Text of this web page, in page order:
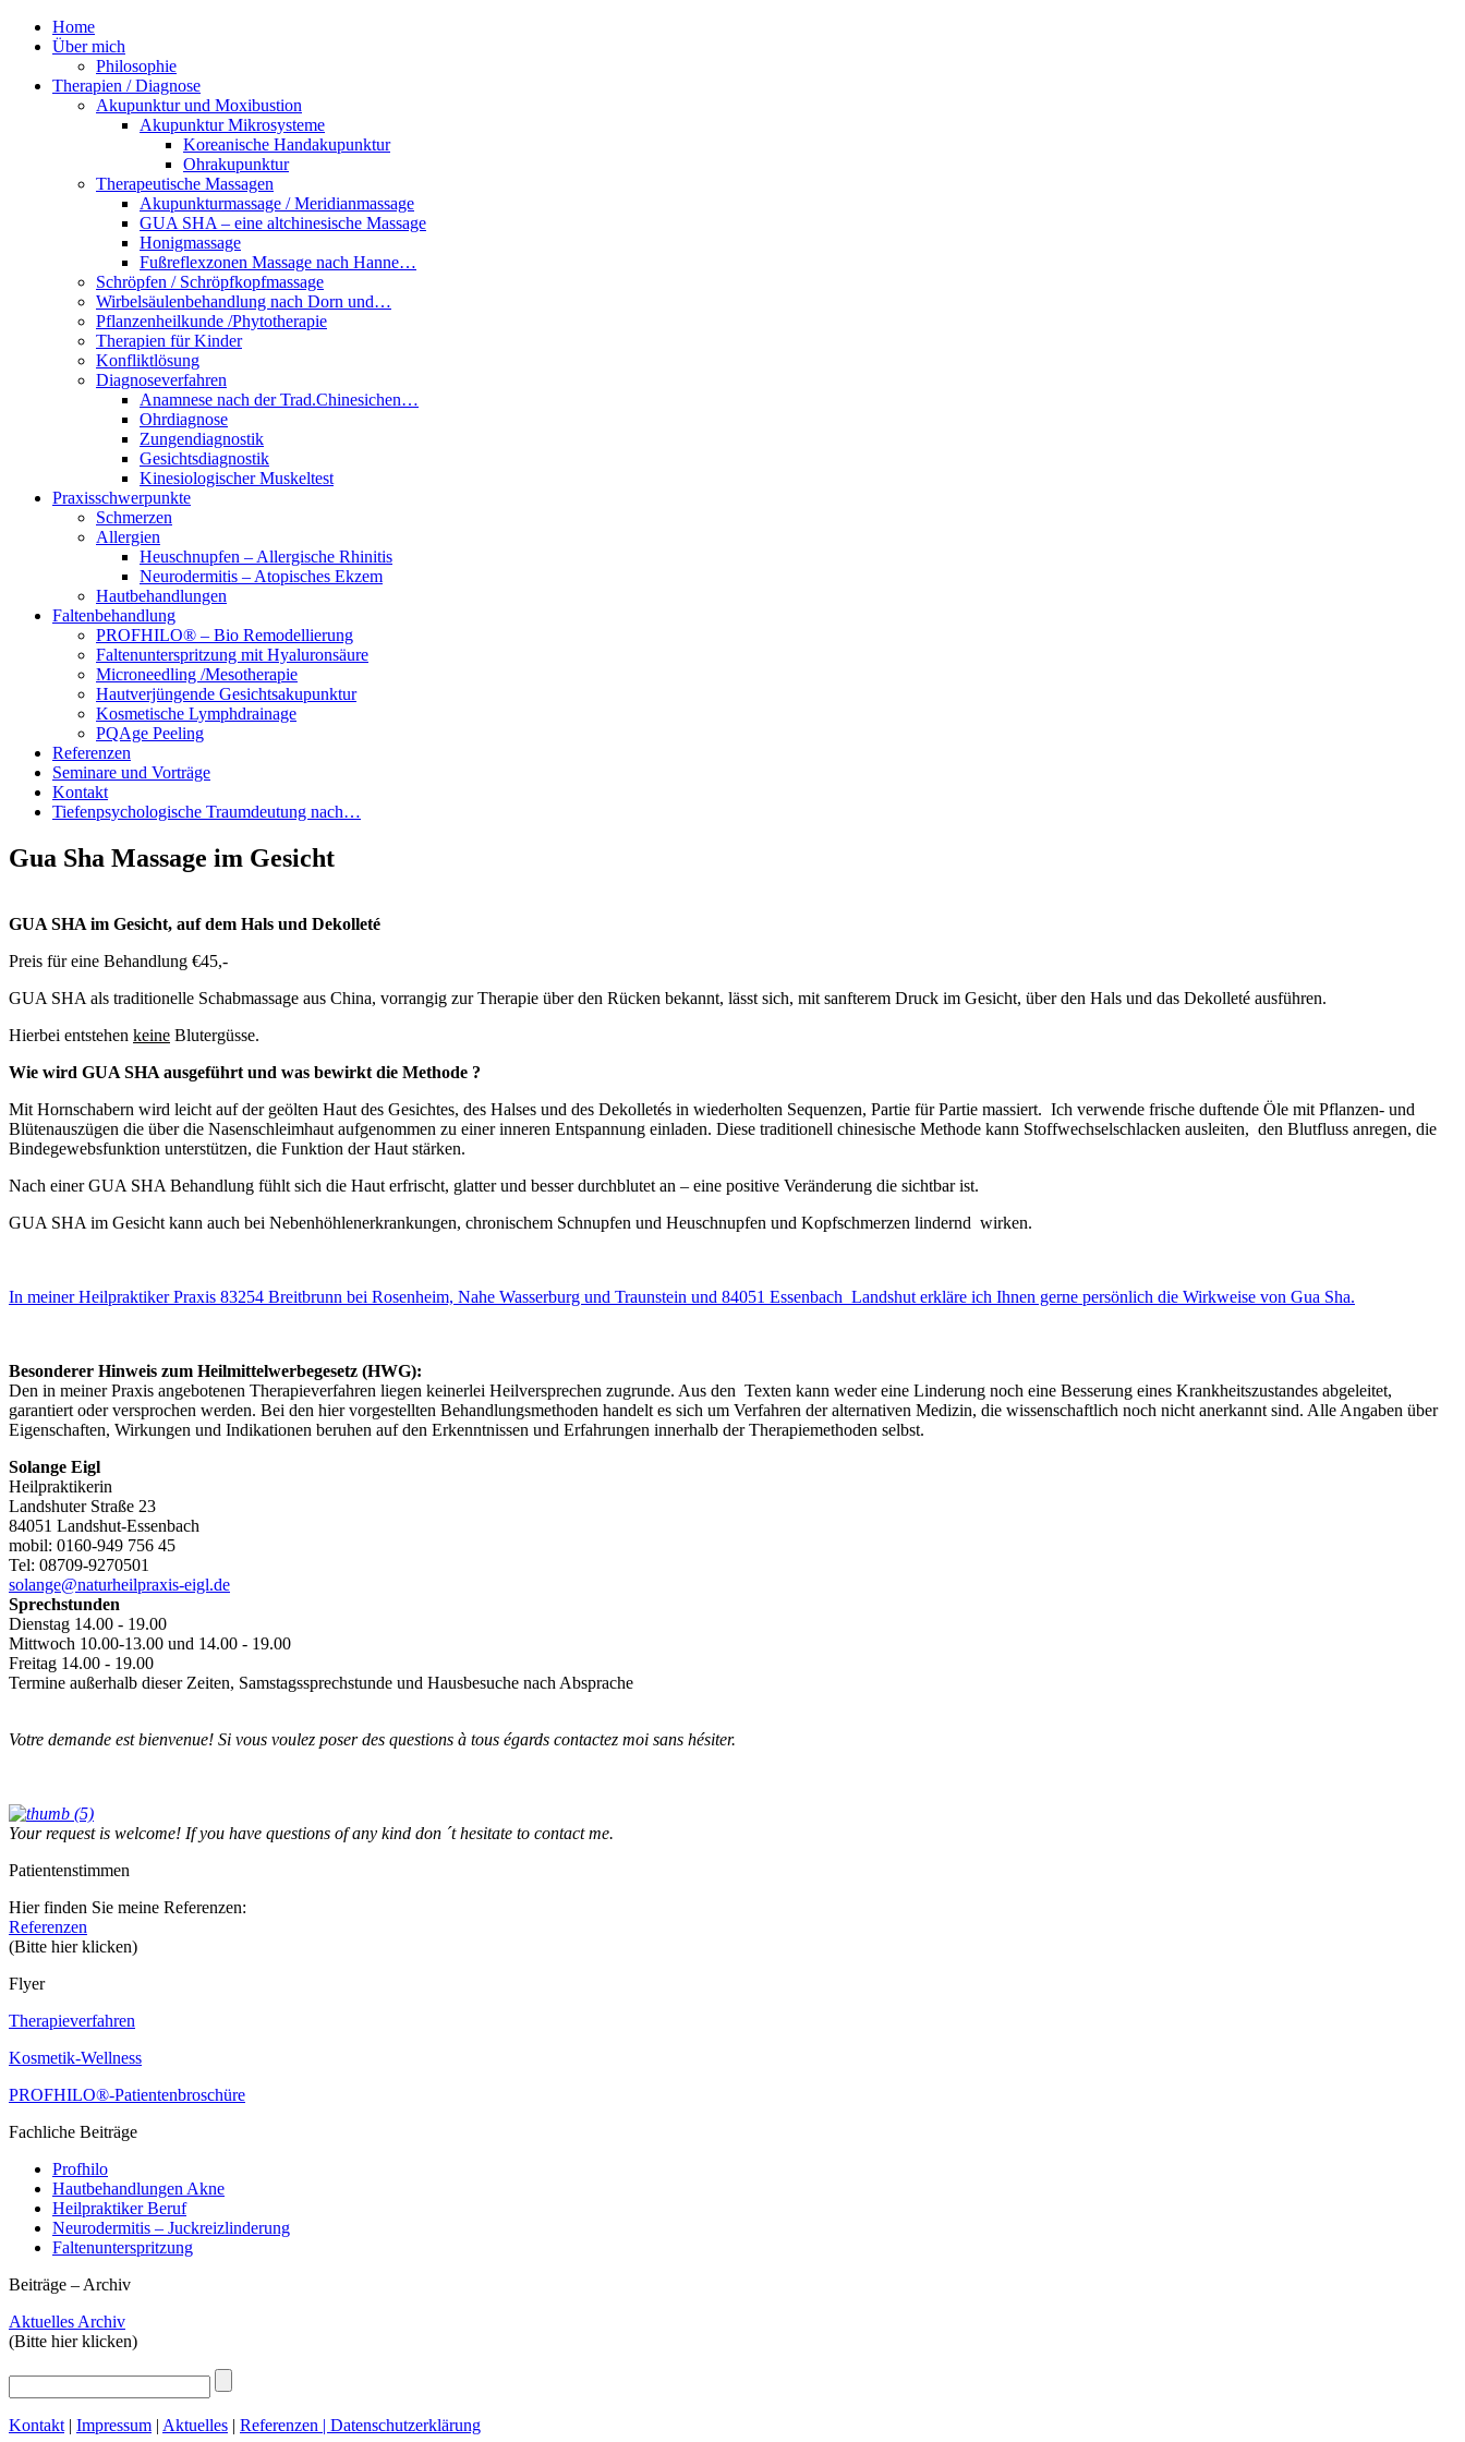
Home
Über mich
Philosophie
Therapien / Diagnose
Akupunktur und Moxibustion
Akupunktur Mikrosysteme
Koreanische Handakupunktur
Ohrakupunktur
Therapeutische Massagen
Akupunkturmassage / Meridianmassage
GUA SHA – eine altchinesische Massage
Honigmassage
Fußreflexzonen Massage nach Hanne…
Schröpfen / Schröpfkopfmassage
Wirbelsäulenbehandlung nach Dorn und…
Pflanzenheilkunde /Phytotherapie
Therapien für Kinder
Konfliktlösung
Diagnoseverfahren
Anamnese nach der Trad.Chinesichen…
Ohrdiagnose
Zungendiagnostik
Gesichtsdiagnostik
Kinesiologischer Muskeltest
Praxisschwerpunkte
Schmerzen
Allergien
Heuschnupfen – Allergische Rhinitis
Neurodermitis – Atopisches Ekzem
Hautbehandlungen
Faltenbehandlung
PROFHILO® – Bio Remodellierung
Faltenunterspritzung mit Hyaluronsäure
Microneedling /Mesotherapie
Hautverjüngende Gesichtsakupunktur
Kosmetische Lymphdrainage
PQAge Peeling
Referenzen
Seminare und Vorträge
Kontakt
Tiefenpsychologische Traumdeutung nach…
Gua Sha Massage im Gesicht
GUA SHA im Gesicht, auf dem Hals und Dekolleté
Preis für eine Behandlung €45,-
GUA SHA als traditionelle Schabmassage aus China, vorrangig zur Therapie über den Rücken bekannt, lässt sich, mit sanfterem Druck im Gesicht, über den Hals und das Dekolleté ausführen.
Hierbei entstehen keine Blutergüsse.
Wie wird GUA SHA ausgeführt und was bewirkt die Methode ?
Mit Hornschabern wird leicht auf der geölten Haut des Gesichtes, des Halses und des Dekolletés in wiederholten Sequenzen, Partie für Partie massiert. Ich verwende frische duftende Öle mit Pflanzen- und
Blütenauszügen die über die Nasenschleimhaut aufgenommen zu einer inneren Entspannung einladen. Diese traditionell chinesische Methode kann Stoffwechselschlacken ausleiten, den Blutfluss anregen, die
Bindegewebsfunktion unterstützen, die Funktion der Haut stärken.
Nach einer GUA SHA Behandlung fühlt sich die Haut erfrischt, glatter und besser durchblutet an – eine positive Veränderung die sichtbar ist.
GUA SHA im Gesicht kann auch bei Nebenhöhlenerkrankungen, chronischem Schnupfen und Heuschnupfen und Kopfschmerzen lindernd wirken.
In meiner Heilpraktiker Praxis 83254 Breitbrunn bei Rosenheim, Nahe Wasserburg und Traunstein und 84051 Essenbach Landshut erkläre ich Ihnen gerne persönlich die Wirkweise von Gua Sha.
Besonderer Hinweis zum Heilmittelwerbegesetz (HWG):
Den in meiner Praxis angebotenen Therapieverfahren liegen keinerlei Heilversprechen zugrunde. Aus den Texten kann weder eine Linderung noch eine Besserung eines Krankheitszustandes abgeleitet,
garantiert oder versprochen werden. Bei den hier vorgestellten Behandlungsmethoden handelt es sich um Verfahren der alternativen Medizin, die wissenschaftlich noch nicht anerkannt sind. Alle Angaben über
Eigenschaften, Wirkungen und Indikationen beruhen auf den Erkenntnissen und Erfahrungen innerhalb der Therapiemethoden selbst.
Solange Eigl
Heilpraktikerin
Landshuter Straße 23
84051 Landshut-Essenbach
mobil: 0160-949 756 45
Tel: 08709-9270501
solange@naturheilpraxis-eigl.de
Sprechstunden
Dienstag 14.00 - 19.00
Mittwoch 10.00-13.00 und 14.00 - 19.00
Freitag 14.00 - 19.00
Termine außerhalb dieser Zeiten, Samstagssprechstunde und Hausbesuche nach Absprache
Votre demande est bienvenue! Si vous voulez poser des questions à tous égards contactez moi sans hésiter.
Your request is welcome! If you have questions of any kind don ´t hesitate to contact me.
Patientenstimmen
Hier finden Sie meine Referenzen:
Referenzen
(Bitte hier klicken)
Flyer
Therapieverfahren
Kosmetik-Wellness
PROFHILO®-Patientenbroschüre
Fachliche Beiträge
Profhilo
Hautbehandlungen Akne
Heilpraktiker Beruf
Neurodermitis – Juckreizlinderung
Faltenunterspritzung
Beiträge – Archiv
Aktuelles Archiv
(Bitte hier klicken)
Kontakt | Impressum | Aktuelles | Referenzen | Datenschutzerklärung